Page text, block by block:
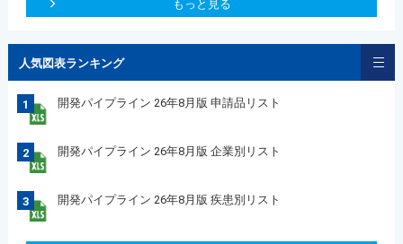
もっと見る
人気図表ランキング
1 開発パイプライン 26年8月版 申請品リスト
2 開発パイプライン 26年8月版 企業別リスト
3 開発パイプライン 26年8月版 疾患別リスト